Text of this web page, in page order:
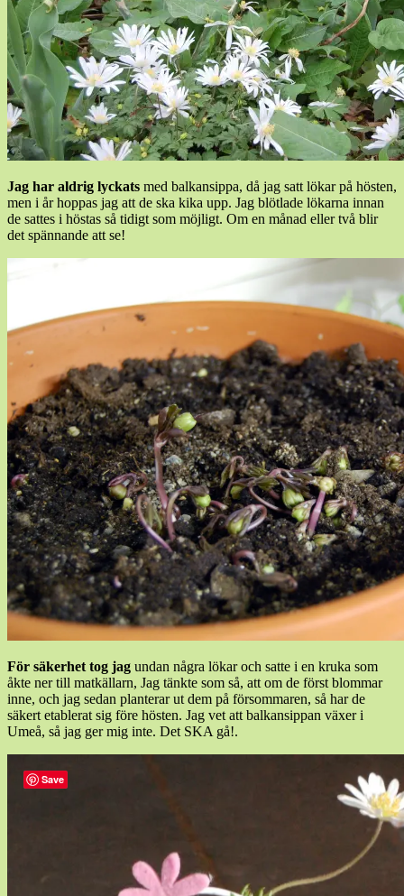
Jag har aldrig lyckats med balkansippa, då jag satt lökar på hösten,
men i år hoppas jag att de ska kika upp. Jag blötlade lökarna innan
de sattes i höstas så tidigt som möjligt. Om en månad eller två blir
det spännande att se!
För säkerhet tog jag undan några lökar och satte i en kruka som
åkte ner till matkällarn, Jag tänkte som så, att om de först blommar
inne, och jag sedan planterar ut dem på försommaren, så har de
säkert etablerat sig före hösten. Jag vet att balkansippan växer i
Umeå, så jag ger mig inte. Det SKA gå!.
Save